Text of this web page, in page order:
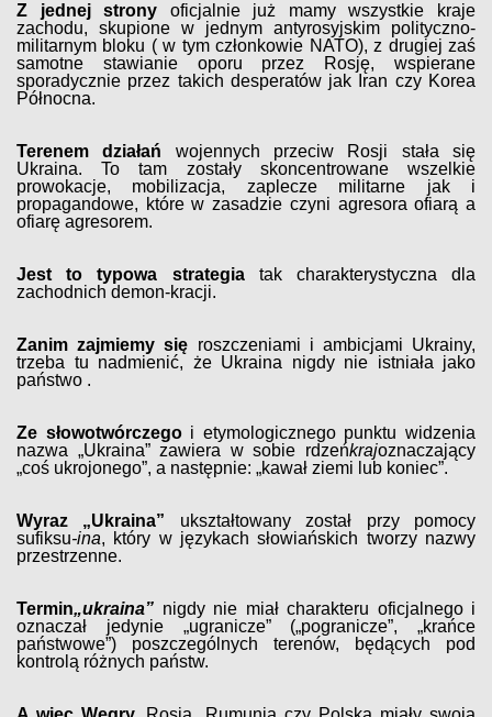
Z jednej strony oficjalnie już mamy wszystkie kraje
zachodu, skupione w jednym antyrosyjskim polityczno-
militarnym bloku ( w tym członkowie NATO), z drugiej zaś
samotne stawianie oporu przez Rosję, wspierane
sporadycznie przez takich desperatów jak Iran czy Korea
Północna.
Terenem działań wojennych przeciw Rosji stała się
Ukraina. To tam zostały skoncentrowane wszelkie
prowokacje, mobilizacja, zaplecze militarne jak i
propagandowe, które w zasadzie czyni agresora ofiarą a
ofiarę agresorem.
Jest to typowa strategiatak charakterystyczna dla
zachodnich demon-kracji.
Zanim zajmiemy się roszczeniami i ambicjami Ukrainy,
trzeba tu nadmienić, że Ukraina nigdy nie istniała jako
państwo .
Ze słowotwórczegoi etymologicznego punktu widzenia
nazwa „Ukraina” zawiera w sobie rdzeńkrajoznaczający
„coś ukrojonego”, a następnie: „kawał ziemi lub koniec”.
Wyraz „Ukraina” ukształtowany został przy pomocy
sufiksu-ina, który w językach słowiańskich tworzy nazwy
przestrzenne.
Termin„ukraina” nigdy nie miał charakteru oficjalnego i
oznaczał jedynie „ugranicze” („pogranicze”, „krańce
państwowe”) poszczególnych terenów, będących pod
kontrolą różnych państw.